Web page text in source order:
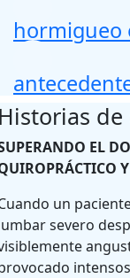
hormigueo
EL
un
severo